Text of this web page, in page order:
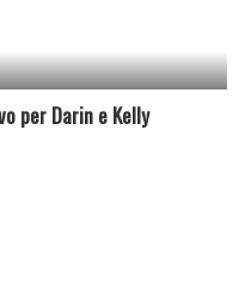
per Darin e Kelly